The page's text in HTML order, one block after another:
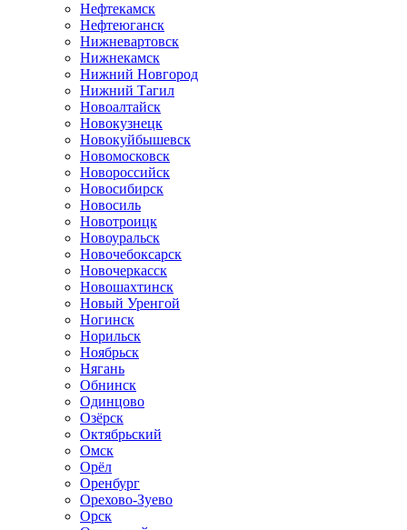
Нефтекамск
Нефтеюганск
Нижневартовск
Нижнекамск
Нижний Новгород
Нижний Тагил
Новоалтайск
Новокузнецк
Новокуйбышевск
Новомосковск
Новороссийск
Новосибирск
Новосиль
Новотроицк
Новоуральск
Новочебоксарск
Новочеркасск
Новошахтинск
Новый Уренгой
Ногинск
Норильск
Ноябрьск
Нягань
Обнинск
Одинцово
Озёрск
Октябрьский
Омск
Орёл
Оренбург
Орехово-Зуево
Орск